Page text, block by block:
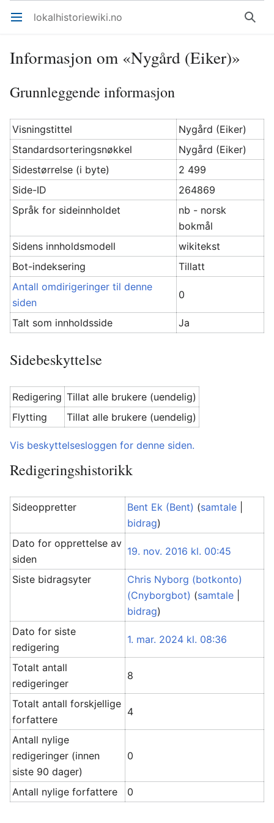
Åpne hovedmenyen lokalhistoriewiki.no Søk
Informasjon om «Nygård (Eiker)»
Grunnleggende informasjon
Visningstittel
Nygård (Eiker)
Standardsorteringsnøkkel
Nygård (Eiker)
Sidestørrelse (i byte)
2 499
Side-ID
264869
Språk for sideinnholdet
nb - norsk
bokmål
Sidens innholdsmodell
wikitekst
Bot-indeksering
Tillatt
Antall omdirigeringer til denne
siden
0
Talt som innholdsside Ja
Sidebeskyttelse
Redigering Tillat alle brukere (uendelig)
Flytting
Tillat alle brukere (uendelig)
Vis beskyttelsesloggen for denne siden.
Redigeringshistorikk
Sideoppretter Bent Ek (Bent) (samtale
bidrag)
Dato for opprettelse av
siden
19. nov. 2016 kl. 00:45
Siste bidragsyter
Chris Nyborg (botkonto)
(Cnyborgbot) (samtale
bidrag)
Dato for siste
redigering
1. mar. 2024 kl. 08:36
Totalt antall
redigeringer
8
Totalt antall forskjellige
forfattere
4
Antall nylige
redigeringer (innen
siste 90 dager)
0
Antall nylige forfattere 0